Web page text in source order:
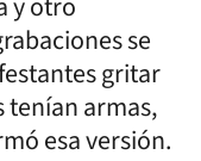
se
gritar
tenían armas,
esa versión.